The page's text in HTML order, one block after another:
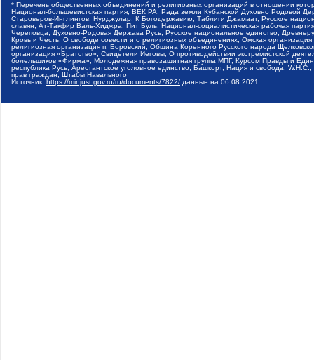
* Перечень общественных объединений и религиозных организаций в отношении
Национал-большевистская партия, ВЕК РА, Рада земли Кубанской Духовно Родовой
Староверов-Инглингов, Нурджулар, К Богодержавию, Таблиги Джамаат, Русское
славян, Ат-Такфир Валь-Хиджра, Пит Буль, Национал-социалистическая рабочая
Череповца, Духовно-Родовая Держава Русь, Русское национальное единство,
Кровь и Честь, О свободе совести и о религиозных объединениях, Омская
религиозная организация п. Боровский, Община Коренного Русского народа
организация «Братство», Свидетели Иеговы, О противодействии экстремистской
болельщиков «Фирма», Молодежная правозащитная группа МПГ, Курсом Правды и
республика Русь, Арестантское уголовное единство, Башкорт, Нация и свобода,
прав граждан, Штабы Навального
Источник: https://minjust.gov.ru/ru/documents/7822/ данные на 06.08.2021